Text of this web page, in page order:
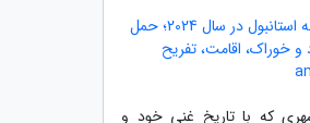
هزینه سفر به استانبول در سال 2024؛ حمل
و خوراک، اقامت، تفریح
شهری که با تاریخ غنی خود و